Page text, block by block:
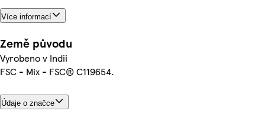
Více informací
Země původu
Vyrobeno v Indii
FSC - Mix - FSC® C119654.
Údaje o značce